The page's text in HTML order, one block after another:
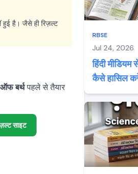
हुई है। जैसे ही रिज़ल्ट
बर्थपहले से तैयार
साइट
RBSE
Jul 24, 2026
हिंदी
कैसे हासिल